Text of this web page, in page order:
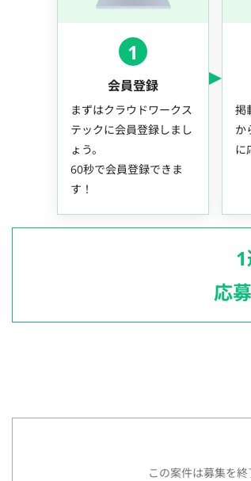
1
会員登録
まずはクラウドワークス
テックに会員登録しまし
ょう。
60秒で会員登録できま
す！
掲
か
に
応
この案件は募集を終